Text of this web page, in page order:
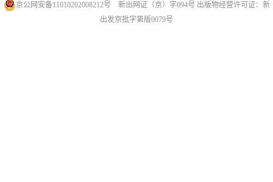
京公网安备11010202008212号 新出网证（京）字094号 出版物经营许可证：新
出发京批字第版0079号